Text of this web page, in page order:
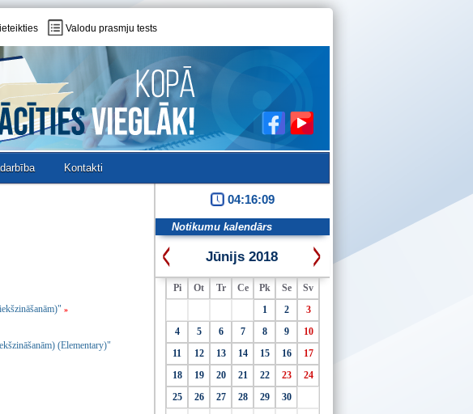
Valodu prasmju tests
Kontakti
»
(Elementary)"
04:16:09
Notikumu kalendārs
Jūnijs 2018
Pi Ot Tr Ce Pk Se
Sv
1
2
3
4
5 6 7 8 9
10
11
12 13 14 15 16
17
18
19 20 21 22 23
24
25
26 27 28 29 30